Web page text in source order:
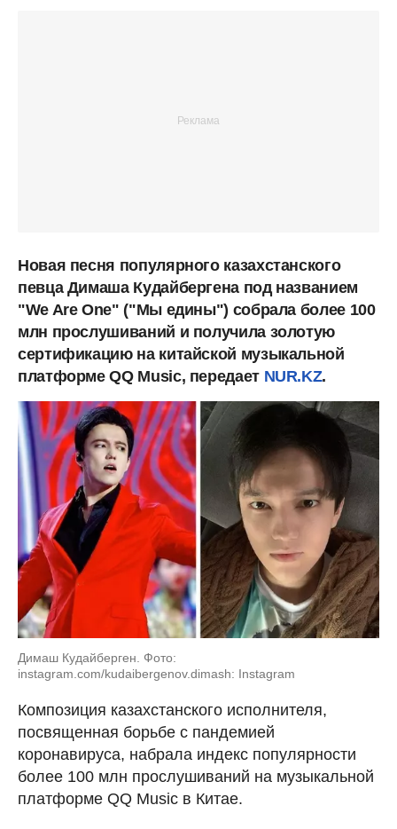
Новая песня популярного казахстанского
певца Димаша Кудайбергена под названием
"We Are One" ("Мы едины") собрала более 100
млн прослушиваний и получила золотую
сертификацию на китайской музыкальной
платформе QQ Music, передает NUR.KZ.
Димаш Кудайберген. Фото:
instagram.com/kudaibergenov.dimash: Instagram
Композиция казахстанского исполнителя,
посвященная борьбе с пандемией
коронавируса, набрала индекс популярности
более 100 млн прослушиваний на музыкальной
платформе QQ Music в Китае.